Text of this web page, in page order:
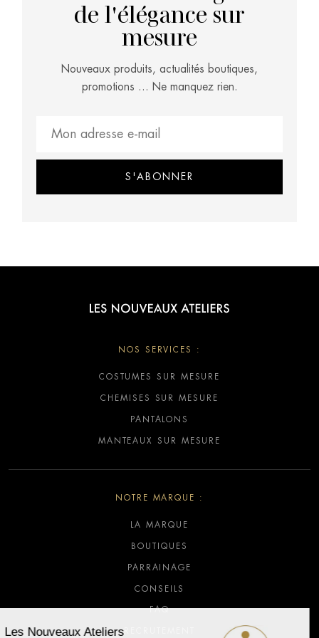
de l'élégance sur
mesure
Nouveaux produits, actualités boutiques,
promotions … Ne manquez rien.
S'ABONNER
NOS SERVICES :
COSTUMES SUR MESURE
CHEMISES SUR MESURE
PANTALONS
MANTEAUX SUR MESURE
NOTRE MARQUE :
LA MARQUE
BOUTIQUES
PARRAINAGE
CONSEILS
FAQ